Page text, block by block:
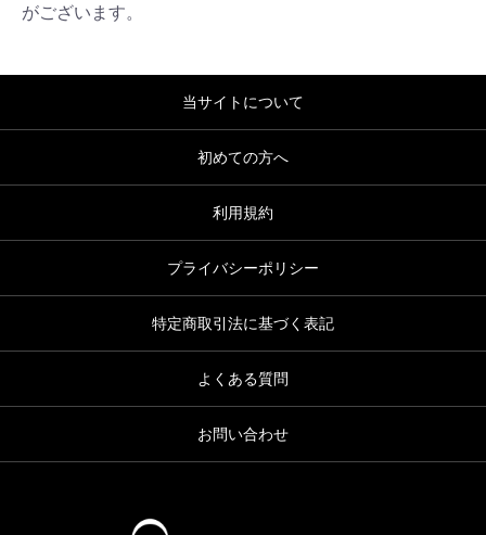
がございます。
当サイトについて
初めての方へ
利用規約
プライバシーポリシー
特定商取引法に基づく表記
よくある質問
お問い合わせ